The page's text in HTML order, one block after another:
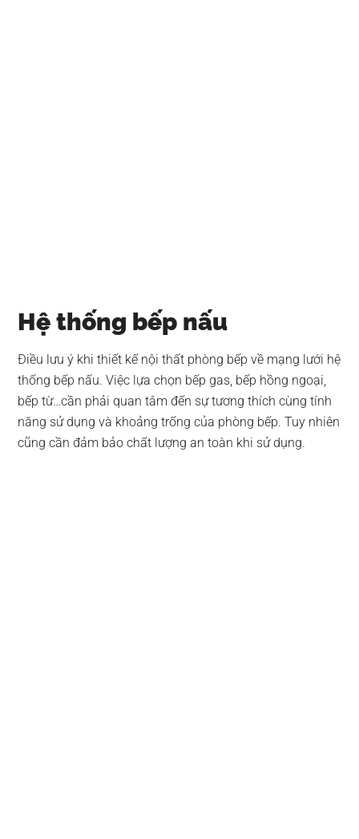
Hệ thống bếp nấu
Điều lưu ý khi thiết kế nội thất phòng bếp về mạng lưới hệ
thống bếp nấu. Việc lựa chọn bếp gas, bếp hồng ngoại,
bếp từ…cần phải quan tâm đến sự tương thích cùng tính
năng sử dụng và khoảng trống của phòng bếp. Tuy nhiên
cũng cần đảm bảo chất lượng an toàn khi sử dụng.